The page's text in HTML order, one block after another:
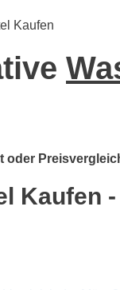
Kaufen
oder
Kaufen